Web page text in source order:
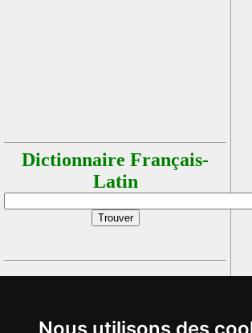
Dictionnaire Français-
Latin